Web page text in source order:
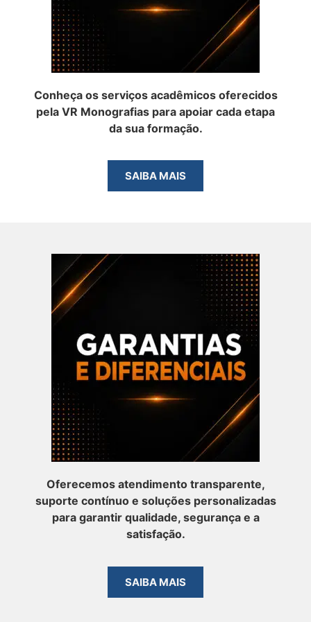
Conheça os serviços acadêmicos oferecidos
pela VR Monografias para apoiar cada etapa
da sua formação.
SAIBA MAIS
Oferecemos atendimento transparente,
suporte contínuo e soluções personalizadas
para garantir qualidade, segurança e a
satisfação.
SAIBA MAIS